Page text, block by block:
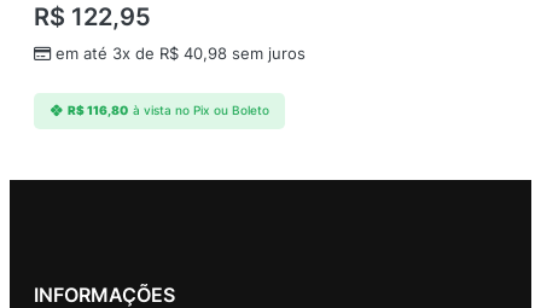
R$ 122,95
em até 3x de R$ 40,98 sem juros
R$116,80 à vista no Pix ou Boleto
INFORMAÇÕES